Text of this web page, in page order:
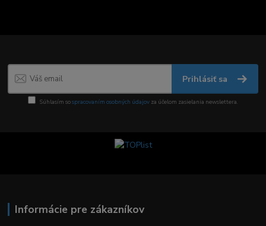
Prihlásiť sa
Súhlasím sospracovaním osobných údajov za účelom zasielania newslettera.
Informácie pre zákazníkov